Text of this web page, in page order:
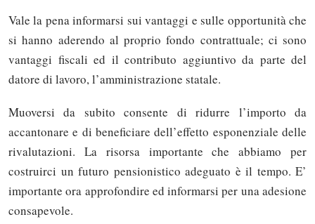
Vale la pena informarsi sui vantaggi e sulle opportunità che
si hanno aderendo al proprio fondo contrattuale; ci sono
vantaggi fiscali ed il contributo aggiuntivo da parte del
datore di lavoro, l’amministrazione statale.
Muoversi da subito consente di ridurre l’importo da
accantonare e di beneficiare dell’effetto esponenziale delle
rivalutazioni. La risorsa importante che abbiamo per
costruirci un futuro pensionistico adeguato è il tempo. E’
importante ora approfondire ed informarsi per una adesione
consapevole.